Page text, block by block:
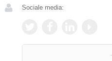
Sociale media: